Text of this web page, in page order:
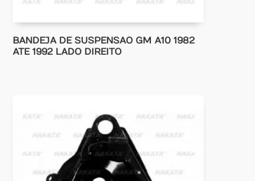
BANDEJA DE SUSPENSAO GM A10 1982
ATE 1992 LADO DIREITO